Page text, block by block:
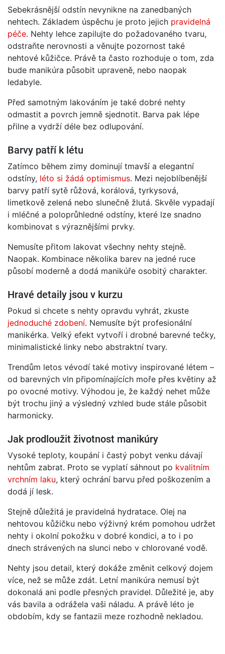
Sebekrásnější odstín nevynikne na zanedbaných
nehtech. Základem úspěchu je proto jejich pravidelná
péče. Nehty lehce zapilujte do požadovaného tvaru,
odstraňte nerovnosti a věnujte pozornost také
nehtové kůžičce. Právě ta často rozhoduje o tom, zda
bude manikúra působit upraveně, nebo naopak
ledabyle.
Před samotným lakováním je také dobré nehty
odmastit a povrch jemně sjednotit. Barva pak lépe
přilne a vydrží déle bez odlupování.
Barvy patří k létu
Zatímco během zimy dominují tmavší a elegantní
odstíny, léto si žádá optimismus. Mezi nejoblíbenější
barvy patří sytě růžová, korálová, tyrkysová,
limetkově zelená nebo slunečně žlutá. Skvěle vypadají
i mléčné a poloprůhledné odstíny, které lze snadno
kombinovat s výraznějšími prvky.
Nemusíte přitom lakovat všechny nehty stejně.
Naopak. Kombinace několika barev na jedné ruce
působí moderně a dodá manikúře osobitý charakter.
Hravé detaily jsou v kurzu
Pokud si chcete s nehty opravdu vyhrát, zkuste
jednoduché zdobení. Nemusíte být profesionální
manikérka. Velký efekt vytvoří i drobné barevné tečky,
minimalistické linky nebo abstraktní tvary.
Trendům letos vévodí také motivy inspirované létem –
od barevných vln připomínajících moře přes květiny až
po ovocné motivy. Výhodou je, že každý nehet může
být trochu jiný a výsledný vzhled bude stále působit
harmonicky.
Jak prodloužit životnost manikúry
Vysoké teploty, koupání i častý pobyt venku dávají
nehtům zabrat. Proto se vyplatí sáhnout po kvalitním
vrchním laku, který ochrání barvu před poškozením a
dodá jí lesk.
Stejně důležitá je pravidelná hydratace. Olej na
nehtovou kůžičku nebo výživný krém pomohou udržet
nehty i okolní pokožku v dobré kondici, a to i po
dnech strávených na slunci nebo v chlorované vodě.
Nehty jsou detail, který dokáže změnit celkový dojem
více, než se může zdát. Letní manikúra nemusí být
dokonalá ani podle přesných pravidel. Důležité je, aby
vás bavila a odrážela vaši náladu. A právě léto je
obdobím, kdy se fantazii meze rozhodně nekladou.